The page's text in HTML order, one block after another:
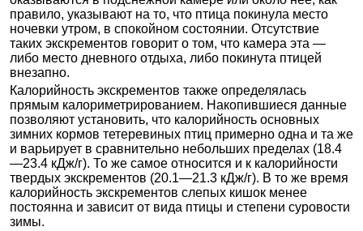
правило, указывают на то, что птица покинула место
ночевки утром, в спокойном состоянии. Отсутствие
таких экскрементов говорит о том, что камера эта —
либо место дневного отдыха, либо покинута птицей
внезапно.
Калорийность экскрементов также определялась
прямым калориметрированием. Накопившиеся данные
позволяют установить, что калорийность основных
зимних кормов тетеревиных птиц примерно одна и та же
и варьирует в сравнительно небольших пределах (18.4
—23.4 кДж/г). То же самое относится и к калорийности
твердых экскрементов (20.1—21.3 кДж/г). В то же время
калорийность экскрементов слепых кишок менее
постоянна и зависит от вида птицы и степени суровости
зимы.